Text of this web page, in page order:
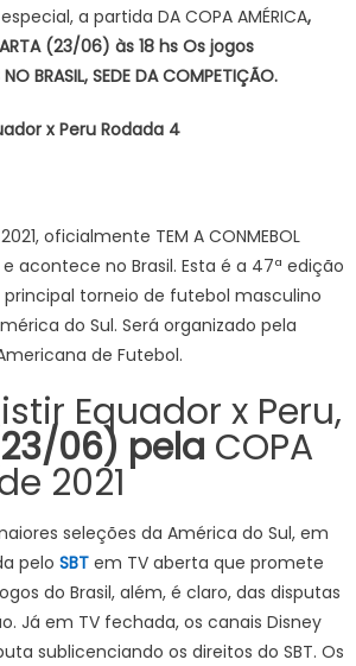
a partida DA COPA AMÉRICA,
(23/06) às 18 hs Os jogos
BRASIL, SEDE DA COMPETIÇÃO.
x Peru Rodada 4
oficialmente TEM A CONMEBOL
acontece no Brasil. Esta é a 47ª edição
principal torneio de futebol masculino
do Sul. Será organizado pela
de Futebol.
Equador x Peru,
06) pela COPA
2021
seleções da América do Sul, em
pelo SBT em TV aberta que promete
do Brasil, além, é claro, das disputas
Já em TV fechada, os canais Disney
sublicenciando os direitos do SBT. Os